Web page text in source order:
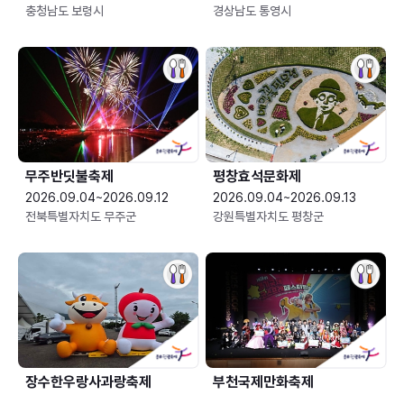
충청남도 보령시
경상남도 통영시
무주반딧불축제
2026.09.04~2026.09.12
전북특별자치도 무주군
평창효석문화제
2026.09.04~2026.09.13
강원특별자치도 평창군
장수한우랑사과랑축제 부천국제만화축제